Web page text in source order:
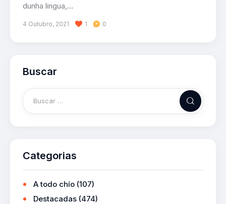
dunha lingua,…
4 Outubro, 2021 1 0
Buscar
Categorias
A todo chío (107)
Destacadas (474)